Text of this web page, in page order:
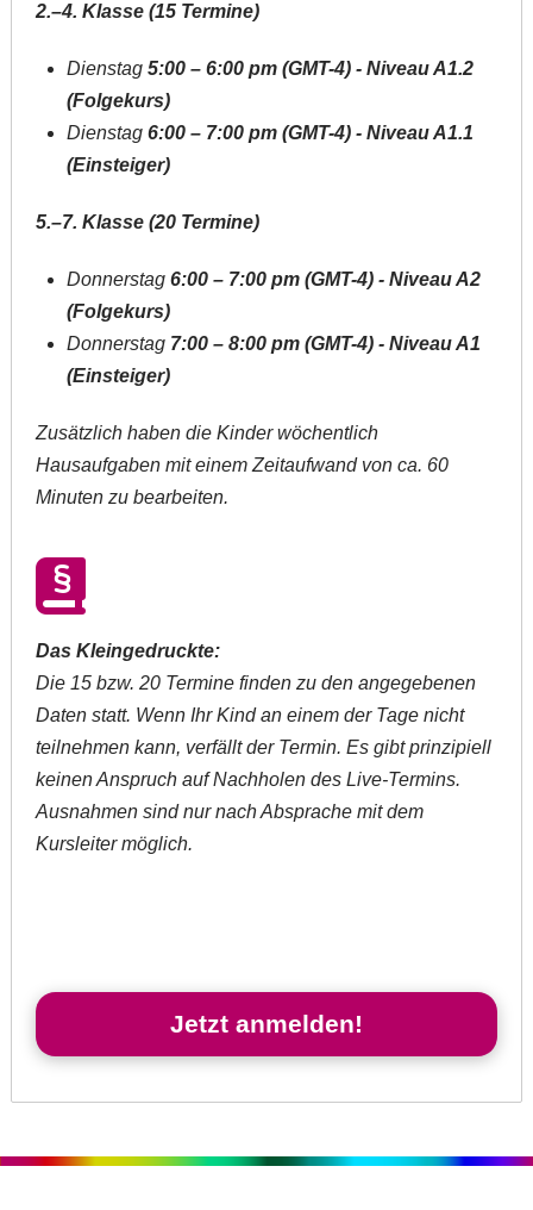
2.–4. Klasse (15 Termine)
Dienstag 5:00 – 6:00 pm (GMT-4) - Niveau A1.2
(Folgekurs)
Dienstag6:00 – 7:00 pm (GMT-4) - Niveau A1.1
(Einsteiger)
5.–7. Klasse (20 Termine)
Donnerstag6:00 – 7:00 pm (GMT-4) - Niveau A2
(Folgekurs)
Donnerstag 7:00 – 8:00 pm (GMT-4) - Niveau A1
(Einsteiger)
Zusätzlich haben die Kinder wöchentlich
Hausaufgaben mit einem Zeitaufwand von ca. 60
Minuten zu bearbeiten.
Das Kleingedruckte:
Die 15 bzw. 20 Termine finden zu den angegebenen
Daten statt. Wenn Ihr Kind an einem der Tage nicht
teilnehmen kann, verfällt der Termin. Es gibt prinzipiell
keinen Anspruch auf Nachholen des Live-Termins.
Ausnahmen sind nur nach Absprache mit dem
Kursleiter möglich.
Jetzt anmelden!